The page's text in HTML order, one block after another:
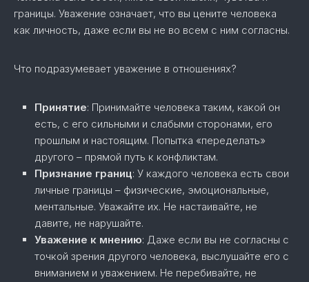
границы. Уважение означает, что вы цените человека
как личность, даже если вы не во всем с ним согласны.
Что подразумевает уважение в отношениях?
Принятие: Принимайте человека таким, какой он
есть, с его сильными и слабыми сторонами, его
прошлым и настоящим. Попытка «переделать»
другого – прямой путь к конфликтам.
Признание границ: У каждого человека есть свои
личные границы – физические, эмоциональные,
ментальные. Уважайте их. Не настаивайте, не
давите, не нарушайте.
Уважение к мнению: Даже если вы не согласны с
точкой зрения другого человека, выслушайте его с
вниманием и уважением. Не перебивайте, не